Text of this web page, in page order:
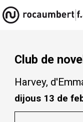
Club de
Harvey,
dijous 13 de